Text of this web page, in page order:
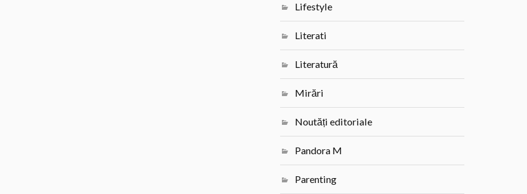
Lifestyle
Literati
Literatură
Mirări
Noutăți editoriale
Pandora M
Parenting